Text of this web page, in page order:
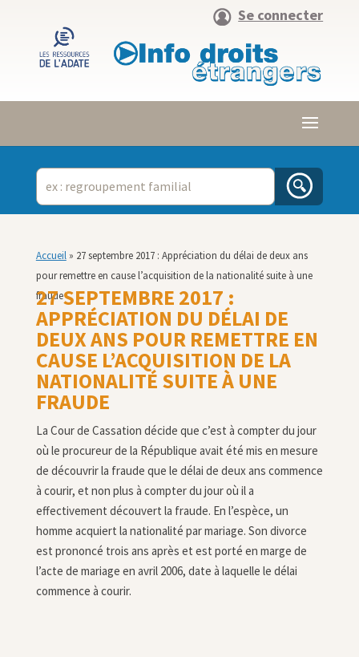
Se connecter
Accueil» 27 septembre 2017 : Appréciation du délai de deux ans
pour remettre en cause l’acquisition de la nationalité suite à une
fraude
27 SEPTEMBRE 2017 :
APPRÉCIATION DU DÉLAI DE
DEUX ANS POUR REMETTRE EN
CAUSE L’ACQUISITION DE LA
NATIONALITÉ SUITE À UNE
FRAUDE
La Cour de Cassation décide que c’est à compter du jour
où le procureur de la République avait été mis en mesure
de découvrir la fraude que le délai de deux ans commence
à courir, et non plus à compter du jour où il a
effectivement découvert la fraude. En l’espèce, un
homme acquiert la nationalité par mariage. Son divorce
est prononcé trois ans après et est porté en marge de
l’acte de mariage en avril 2006, date à laquelle le délai
commence à courir.